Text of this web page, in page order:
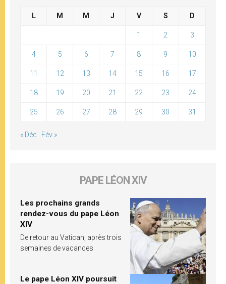
L M M J V S D
1 2 3
4 5 6 7 8 9 10
11 12 13 14 15 16 17
18 19 20 21 22 23 24
25 26 27 28 29 30 31
« Déc Fév »
PAPE LÉON XIV
Les prochains grands
rendez-vous du pape Léon
XIV
De retour au Vatican, après trois
semaines de vacances
Le pape Léon XIV poursuit